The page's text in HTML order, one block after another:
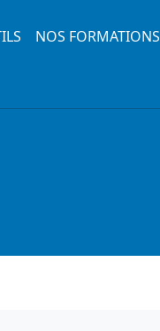
NOS FORMATIONS